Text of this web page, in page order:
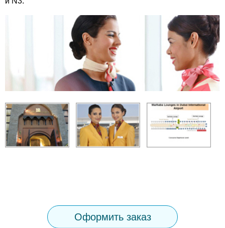
Оформить заказ